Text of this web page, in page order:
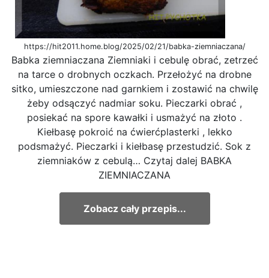
https://hit2011.home.blog/2025/02/21/babka-ziemniaczana/
Babka ziemniaczana Ziemniaki i cebulę obrać, zetrzeć
na tarce o drobnych oczkach. Przełożyć na drobne
sitko, umieszczone nad garnkiem i zostawić na chwilę
żeby odsączyć nadmiar soku. Pieczarki obrać ,
posiekać na spore kawałki i usmażyć na złoto .
Kiełbasę pokroić na ćwierćplasterki , lekko
podsmażyć. Pieczarki i kiełbasę przestudzić. Sok z
ziemniaków z cebulą… Czytaj dalej BABKA
ZIEMNIACZANA
Zobacz cały przepis...